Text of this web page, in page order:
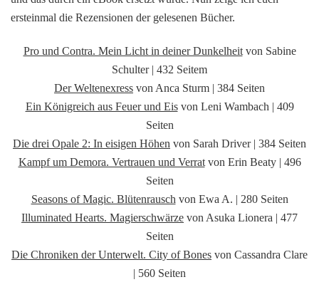
ersteinmal die Rezensionen der gelesenen Bücher.
Pro und Contra. Mein Licht in deiner Dunkelheitvon Sabine
Schulter | 432 Seitem
Der Weltenexress von Anca Sturm | 384 Seiten
Ein Königreich aus Feuer und Eisvon Leni Wambach | 409
Seiten
Die drei Opale 2: In eisigen Höhen von Sarah Driver | 384 Seiten
Kampf um Demora. Vertrauen und Verratvon Erin Beaty | 496
Seiten
Seasons of Magic. Blütenrausch von Ewa A. | 280 Seiten
Illuminated Hearts. Magierschwärze von Asuka Lionera | 477
Seiten
Die Chroniken der Unterwelt. City of Bones von Cassandra Clare
| 560 Seiten